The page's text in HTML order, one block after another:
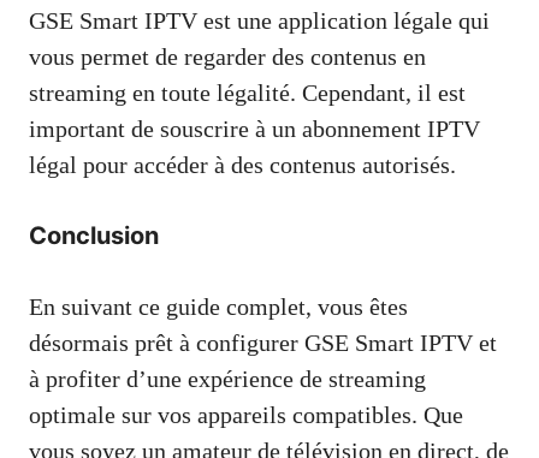
GSE Smart IPTV est une application légale qui
vous permet de regarder des contenus en
streaming en toute légalité. Cependant, il est
important de souscrire à un abonnement IPTV
légal pour accéder à des contenus autorisés.
Conclusion
En suivant ce guide complet, vous êtes
désormais prêt à configurer GSE Smart IPTV et
à profiter d’une expérience de streaming
optimale sur vos appareils compatibles. Que
vous soyez un amateur de télévision en direct, de